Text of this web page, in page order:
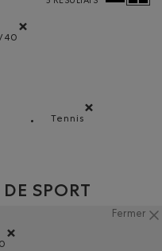
COULEUR : NOIR
Tennis
SPORT
Fermer